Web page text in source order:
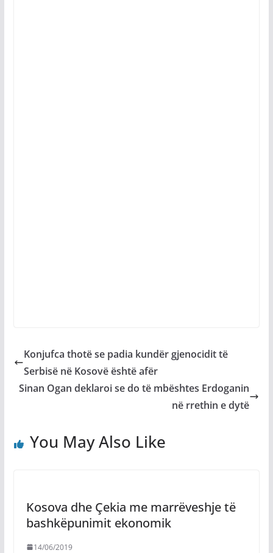
Konjufca thotë se padia kundër gjenocidit të
Serbisë në Kosovë është afër
Sinan Ogan deklaroi se do të mbështes Erdoganin
në rrethin e dytë
You May Also Like
​Kosova dhe Çekia me marrëveshje të
bashkëpunimit ekonomik
14/06/2019